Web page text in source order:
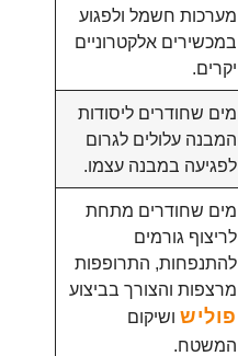
מערכות חשמל ולפגוע
במכשירים אלקטרוניים
יקרים.
מים שחודרים ליסודות
המבנה עלולים לגרום
לפגיעה במבנה עצמו.
מים שחודרים מתחת
לריצוף גורמים
להתנפחות, התרופפות
מרצפות והצורך בביצוע
פוליש ושיקום
המשטח.